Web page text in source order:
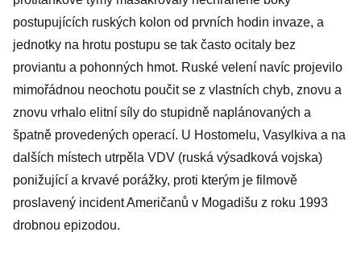
postupujících ruských kolon od prvních hodin invaze, a
jednotky na hrotu postupu se tak často ocitaly bez
proviantu a pohonných hmot. Ruské velení navíc projevilo
mimořádnou neochotu poučit se z vlastních chyb, znovu a
znovu vrhalo elitní síly do stupidně naplánovaných a
špatně provedených operací. U Hostomelu, Vasylkiva a na
dalších místech utrpěla VDV (ruská výsadková vojska)
ponižující a krvavé porážky, proti kterým je filmově
proslavený incident Američanů v Mogadišu z roku 1993
drobnou epizodou.